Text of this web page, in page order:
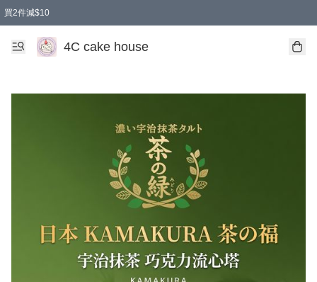
買2件減$10
任選兩件減$10
買兩盒減$10
買兩件減$10
買2件減$10
買2件減$10
4C cake house